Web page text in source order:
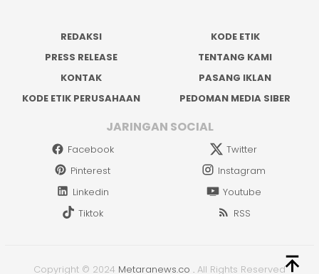
REDAKSI
KODE ETIK
PRESS RELEASE
TENTANG KAMI
KONTAK
PASANG IKLAN
KODE ETIK PERUSAHAAN
PEDOMAN MEDIA SIBER
JARINGAN SOCIAL
Facebook
Twitter
Pinterest
Instagram
Linkedin
Youtube
Tiktok
RSS
Copyright © 2024 Metaranews.co . All Rights Reserved